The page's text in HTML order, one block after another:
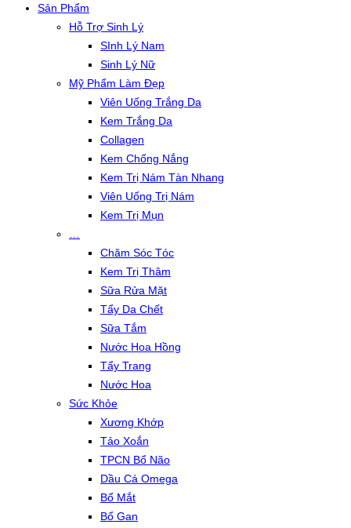
Sản Phẩm
Hỗ Trợ Sinh Lý
SInh Lý Nam
Sinh Lý Nữ
Mỹ Phẩm Làm Đẹp
Viên Uống Trắng Da
Kem Trắng Da
Collagen
Kem Chống Nắng
Kem Trị Nám Tàn Nhang
Viên Uống Trị Nám
Kem Trị Mụn
Chăm Sóc Tóc
Kem Trị Thâm
Sữa Rửa Mặt
Tẩy Da Chết
Sữa Tắm
Nước Hoa Hồng
Tẩy Trang
Nước Hoa
Sức Khỏe
Xương Khớp
Tảo Xoắn
TPCN Bổ Não
Dầu Cá Omega
Bổ Mắt
Bổ Gan